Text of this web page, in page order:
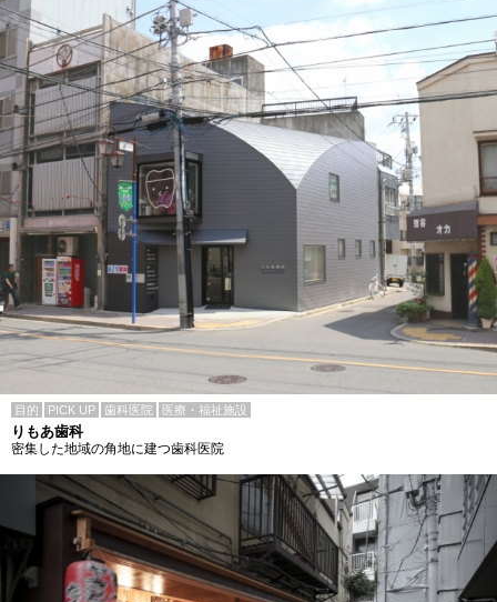
目的 PICK UP 歯科医院 医療・福祉施設
りもあ歯科
密集した地域の角地に建つ歯科医院